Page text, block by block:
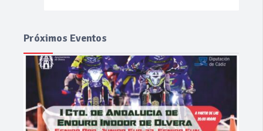
Próximos Eventos